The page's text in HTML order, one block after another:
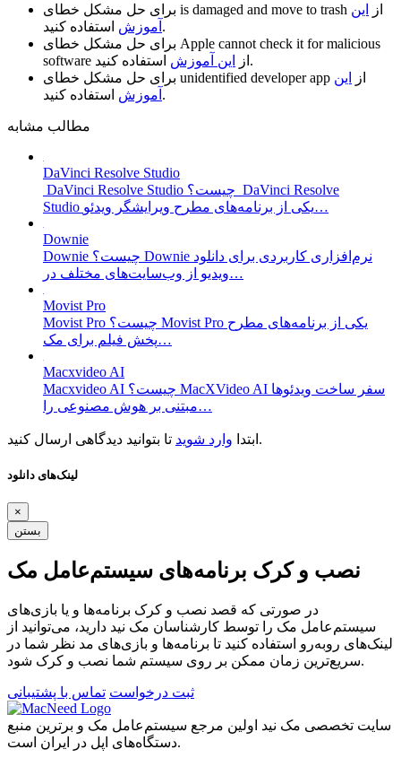
is damaged and move to trash از
این
آموزش استفاده کنید.
Apple cannot check it for malicious
software
از این آموزش
استفاده کنید.
unidentified developer app از
این
آموزش استفاده کنید.
مطالب مشابه
DaVinci Resolve Studio
DaVinci Resolve Studio چیست؟ DaVinci Resolve
Studio یکی از برنامه‌های مطرح ویرایشگر ویدئو…
Downie
Downie چیست؟ Downie نرم‌افزاری کاربردی برای دانلود
ویدیو از وب‌سایت‌های مختلف در…
Movist Pro
Movist Pro چیست؟ Movist Pro یکی از برنامه‌های مطرح
پخش فیلم برای مک…
Macxvideo AI
Macxvideo AI چیست؟ MacXVideo AI سفر ساخت ویدئو‌ها
مبتنی بر هوش مصنوعی را…
ابتدا وارد شوید تا بتوانید دیدگاهی ارسال کنید.
لینک‌های دانلود
×
بستن
نصب و کرک برنامه‌های سیستم‌عامل مک
در صورتی که قصد نصب و کرک برنامه‌ها و یا بازی‌های
سیستم‌عامل مک را توسط کارشناسان مک نید دارید، می‌توانید از
لینک‌های رو‌به‌رو استفاده کنید تا برنامه‌ها و بازی‌های مد نظر شما در
سریع‌ترین زمان ممکن بر روی سیستم شما نصب و کرک شود.
ثبت درخواست تماس با پشتیبانی
سایت تخصصی مک نید اولین مرجع سیستم‌عامل مک و برترین منبع
دستگاه‌های اپل در ایران است.